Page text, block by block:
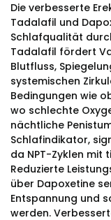
Die verbesserte
Tadalafil und
Schlafqualität
Tadalafil fördert
Blutfluss,
systemischen
Bedingungen wie
wo schlechte
nächtliche
Schlafindikator,
da NPT-Zyklen mit
Reduzierte
über Dapoxetine
Entspannung und
werden.